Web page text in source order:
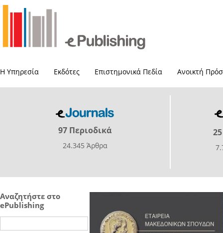
Η Υπηρεσία Εκδότες Επιστημονικά Πεδία Ανοικτή
97 Περιοδικά
24.345 Άρθρα
Αναζητήστε στο
ePublishing